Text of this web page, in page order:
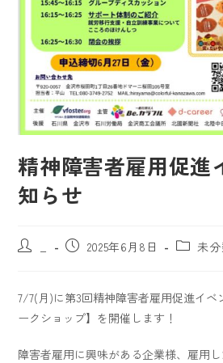
精神障害者雇用促進
知らせ
2025年6月8日 未
7/7(月)に第3回精神障害者雇用促進イベ
ークショップ】を開催します！
障害者雇用に興味がある企業様、雇用